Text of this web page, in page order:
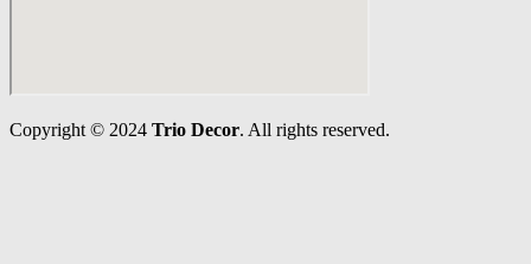
Copyright © 2024 Trio Decor. All rights reserved.